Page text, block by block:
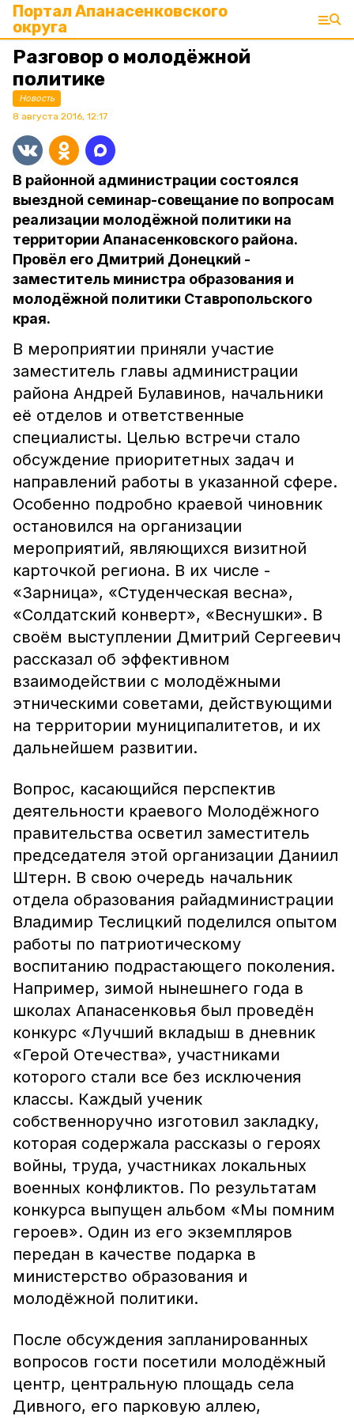
Портал Апанасенковского
округа
Разговор о молодёжной
политике
Новость
8 августа 2016, 12:17
В районной администрации состоялся
выездной семинар-совещание по вопросам
реализации молодёжной политики на
территории Апанасенковского района.
Провёл его Дмитрий Донецкий -
заместитель министра образования и
молодёжной политики Ставропольского
края.
В мероприятии приняли участие
заместитель главы администрации
района Андрей Булавинов, начальники
её отделов и ответственные
специалисты. Целью встречи стало
обсуждение приоритетных задач и
направлений работы в указанной сфере.
Особенно подробно краевой чиновник
остановился на организации
мероприятий, являющихся визитной
карточкой региона. В их числе -
«Зарница», «Студенческая весна»,
«Солдатский конверт», «Веснушки». В
своём выступлении Дмитрий Сергеевич
рассказал об эффективном
взаимодействии с молодёжными
этническими советами, действующими
на территории муниципалитетов, и их
дальнейшем развитии.
Вопрос, касающийся перспектив
деятельности краевого Молодёжного
правительства осветил заместитель
председателя этой организации Даниил
Штерн. В свою очередь начальник
отдела образования райадминистрации
Владимир Теслицкий поделился опытом
работы по патриотическому
воспитанию подрастающего поколения.
Например, зимой нынешнего года в
школах Апанасенковья был проведён
конкурс «Лучший вкладыш в дневник
«Герой Отечества», участниками
которого стали все без исключения
классы. Каждый ученик
собственноручно изготовил закладку,
которая содержала рассказы о героях
войны, труда, участниках локальных
военных конфликтов. По результатам
конкурса выпущен альбом «Мы помним
героев». Один из его экземпляров
передан в качестве подарка в
министерство образования и
молодёжной политики.
После обсуждения запланированных
вопросов гости посетили молодёжный
центр, центральную площадь села
Дивного, его парковую аллею,